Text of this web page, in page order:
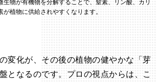
生物が有機物を分解することで、窒素、リン酸、カリ
植物に供給されやすくなります。
変化が、その後の植物の健やかな「芽
となるのです。プロの視点からは、こ